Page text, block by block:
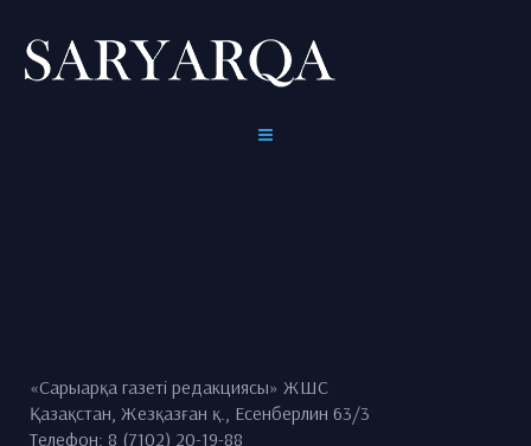
«Сарыарқа газеті редакциясы» ЖШС
Қазақстан, Жезқазған қ., Есенберлин 63/3
Телефон: 8 (7102) 20-19-88